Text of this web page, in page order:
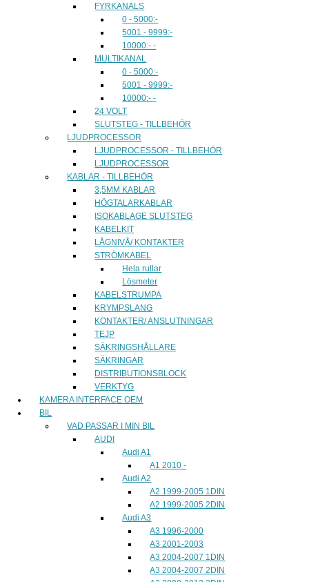
FYRKANALS
0 - 5000:-
5001 - 9999:-
10000:- -
MULTIKANAL
0 - 5000:-
5001 - 9999:-
10000:- -
24 VOLT
SLUTSTEG - TILLBEHÖR
LJUDPROCESSOR
LJUDPROCESSOR - TILLBEHÖR
LJUDPROCESSOR
KABLAR - TILLBEHÖR
3,5MM KABLAR
HÖGTALARKABLAR
ISOKABLAGE SLUTSTEG
KABELKIT
LÅGNIVÅ/ KONTAKTER
STRÖMKABEL
Hela rullar
Lösmeter
KABELSTRUMPA
KRYMPSLANG
KONTAKTER/ ANSLUTNINGAR
TEJP
SÄKRINGSHÅLLARE
SÄKRINGAR
DISTRIBUTIONSBLOCK
VERKTYG
KAMERA INTERFACE OEM
BIL
VAD PASSAR I MIN BIL
AUDI
Audi A1
A1 2010 -
Audi A2
A2 1999-2005 1DIN
A2 1999-2005 2DIN
Audi A3
A3 1996-2000
A3 2001-2003
A3 2004-2007 1DIN
A3 2004-2007 2DIN